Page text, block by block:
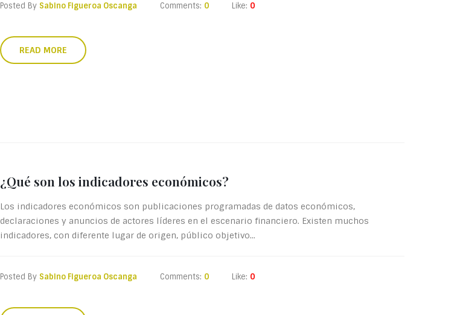
Posted By Sabino Figueroa Oscanga Comments: 0 Like: 0
READ MORE
¿Qué son los indicadores económicos?
Los indicadores económicos son publicaciones programadas de datos económicos,
declaraciones y anuncios de actores líderes en el escenario financiero. Existen muchos
indicadores, con diferente lugar de origen, público objetivo...
Posted By Sabino Figueroa Oscanga Comments: 0 Like: 0